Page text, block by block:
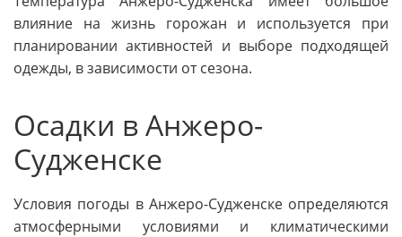
влияние на жизнь горожан и используется при
планировании активностей и выборе подходящей
одежды, в зависимости от сезона.
Осадки в Анжеро-
Судженске
Условия погоды в Анжеро-Судженске определяются
атмосферными условиями и климатическими